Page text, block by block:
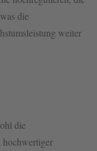
die
weiter
die
hochwertiger